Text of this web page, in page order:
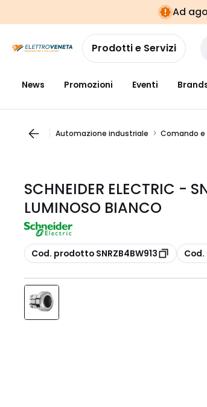
navigazionealla
pagina
Ad
Prodotti e Servizi
News Promozioni Eventi
Automazione industriale Comando
SCHNEIDER ELECTRIC -
LUMINOSO BIANCO
copia
Cod. prodotto SNRZB4BW913 copia
Cod.